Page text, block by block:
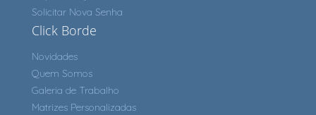
Solicitar Nova Senha
Click Borde
Novidades
Quem Somos
Galeria de Trabalho
Matrizes Personalizadas